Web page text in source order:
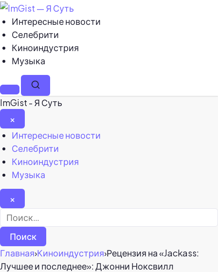
Интересные новости
Селебрити
Киноиндустрия
Музыка
МенюПоиск
ImGist - Я Суть
×
Закрыть
меню
Интересные новости
Селебрити
Киноиндустрия
Музыка
×
Найти:
Главная›Киноиндустрия›Рецензия на «Jackass:
Лучшее и последнее»: Джонни Ноксвилл